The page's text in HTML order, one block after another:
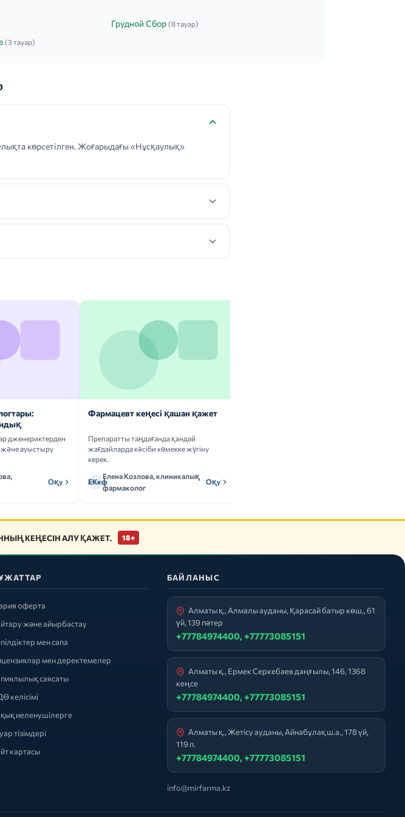
Грудной Сбор (8 тауар)
(3 тауар)
көрсетілген. Жоғарыдағы «Нұсқаулық»
дженериктерден
және ауыстыру
Оқу
Фармацевт кеңесі қашан қажет
Препаратты таңдағанда қандай
жағдайларда кәсіби көмекке жүгіну
керек.
ЕКкф
Елена Козлова, клиникалық
фармаколог
Оқу
КЕҢЕСІН АЛУ ҚАЖЕТ. 18+
оферта
және айырбастау
мен сапа
мен деректемелер
саясаты
келісімі
иеленушілерге
тізімдері
картасы
БАЙЛАНЫС
Алматы қ., Алмалы ауданы, Қарасай батыр көш., 61
үй, 139 пәтер
+77784974400, +77773085151
Алматы қ., Ермек Серкебаев даңғылы, 146, 1368
кеңсе
+77784974400, +77773085151
Алматы қ., Жетісу ауданы, Айнабұлақ ш.а., 178 үй,
119 п.
+77784974400, +77773085151
info@mirfarma.kz